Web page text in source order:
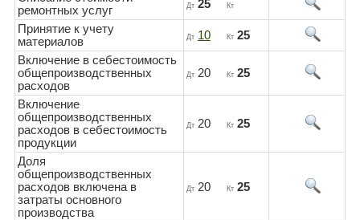
ремонтных услуг
Дт 25 Кт
Принятие к учету
материалов
Дт 10 Кт 25
Включение в себестоимость
общепроизводственных
расходов
Дт20 Кт 25
Включение
общепроизводственных
расходов в себестоимость
продукции
Дт20 Кт 25
Доля
общепроизводственных
расходов включена в
затраты основного
производства
Дт20 Кт 25